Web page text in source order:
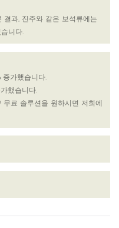
과, 진주와 같은 보석류에는
니다.
가했습니다.
했습니다.
료 솔루션을 원하시면 저희에